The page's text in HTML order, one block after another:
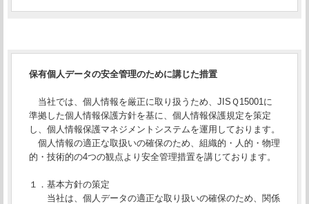
保有個人データの安全管理のために講じた措置
当社では、個人情報を厳正に取り扱うため、JISＱ15001に
準拠した個人情報保護方針を基に、個人情報保護規定を策定
し、個人情報保護マネジメントシステムを運用しております。
個人情報の適正な取扱いの確保のため、組織的・人的・物理
的・技術的の4つの観点より安全管理措置を講じております。
１．基本方針の策定
当社は、個人データの適正な取り扱いの確保のため、関係